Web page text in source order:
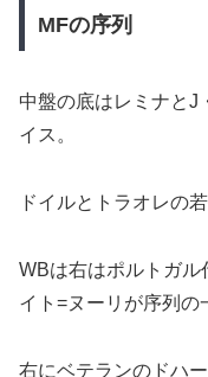
MFの序列
中盤の底はレミナとJ
イス。
ドイルとトラオレの
WBは右はポルトガル
イト=ヌーリが序列の
右にベテランのドハ